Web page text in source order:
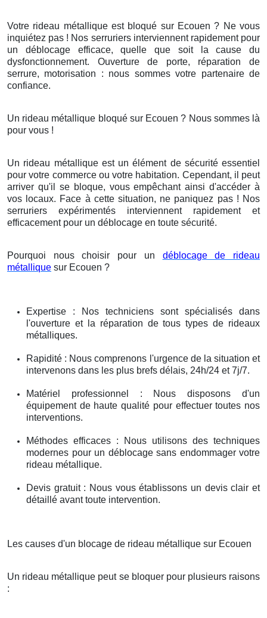
Votre rideau métallique est bloqué sur Ecouen ? Ne vous
inquiétez pas ! Nos serruriers interviennent rapidement pour
un déblocage efficace, quelle que soit la cause du
dysfonctionnement. Ouverture de porte, réparation de
serrure, motorisation : nous sommes votre partenaire de
confiance.
Un rideau métallique bloqué sur Ecouen ? Nous sommes là
pour vous !
Un rideau métallique est un élément de sécurité essentiel
pour votre commerce ou votre habitation. Cependant, il peut
arriver qu'il se bloque, vous empêchant ainsi d'accéder à
vos locaux. Face à cette situation, ne paniquez pas ! Nos
serruriers expérimentés interviennent rapidement et
efficacement pour un déblocage en toute sécurité.
Pourquoi nous choisir pour un déblocage de rideau
métallique sur Ecouen ?
Expertise : Nos techniciens sont spécialisés dans
l'ouverture et la réparation de tous types de rideaux
métalliques.
Rapidité : Nous comprenons l'urgence de la situation et
intervenons dans les plus brefs délais, 24h/24 et 7j/7.
Matériel professionnel : Nous disposons d'un
équipement de haute qualité pour effectuer toutes nos
interventions.
Méthodes efficaces : Nous utilisons des techniques
modernes pour un déblocage sans endommager votre
rideau métallique.
Devis gratuit : Nous vous établissons un devis clair et
détaillé avant toute intervention.
Les causes d'un blocage de rideau métallique sur Ecouen
Un rideau métallique peut se bloquer pour plusieurs raisons
: